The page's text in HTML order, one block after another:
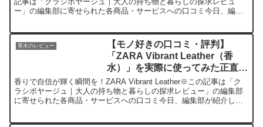
ー」の編集部に寄せられた各商品・サービスへの口コミ今日、編集
香水のレビュー
【モノ好きの口コミ・評判】
「ZARA Vibrant Leather（香
水）」を実際に使ってみた正直感
想
香りで自信が輝く瞬間を！ZARA Vibrant Leather※この記事は「ク
ラシボヤージュ｜大人の持ち物と暮らしの探求レビュー」の編集部
に寄せられた各商品・サービスへの口コミ今日、編集部が紹介した